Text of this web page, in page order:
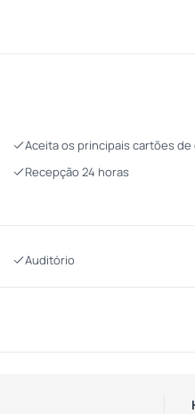
Aceita os principais cartões
Recepção 24 horas
Auditório